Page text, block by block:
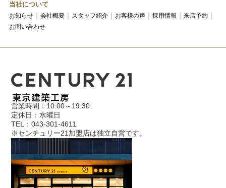
当社について
お知らせ 会社概要 スタッフ紹介 お客様の声 採用情報
来店予約
お問い合わせ
営業時間：10:00～19:30
定休日：水曜日
TEL：043-301-4611
※センチュリー21加盟店は独立自営です。